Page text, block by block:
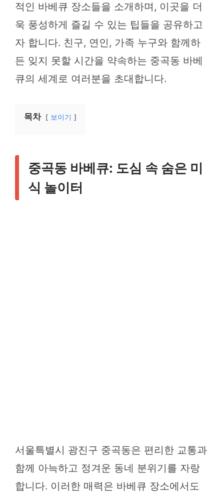
적인 바베큐 장소들을 소개하며, 이곳을 더
욱 풍성하게 즐길 수 있는 팁들을 공유하고
자 합니다. 친구, 연인, 가족 누구와 함께하
든 잊지 못할 시간을 약속하는 중곡동 바베
큐의 세계로 여러분을 초대합니다.
목차 보이기
중곡동 바베큐: 도심 속 숨은 미
식 놀이터
서울특별시 광진구 중곡동은 편리한 교통과
함께 아늑하고 정겨운 동네 분위기를 자랑
합니다. 이러한 매력은 바베큐 장소에서도